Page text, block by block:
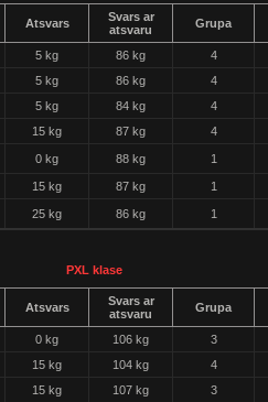
Atsvars
Svars ar
atsvaru
Grupa
5 kg 86 kg 4
5 kg 86 kg 4
5 kg 84 kg 4
15 kg 87 kg 4
0 kg 88 kg 1
15 kg 87 kg 1
25 kg 86 kg 1
PXL klase
Atsvars
Svars ar
atsvaru
Grupa
0 kg 106 kg 3
15 kg 104 kg 4
15 kg 107 kg 3